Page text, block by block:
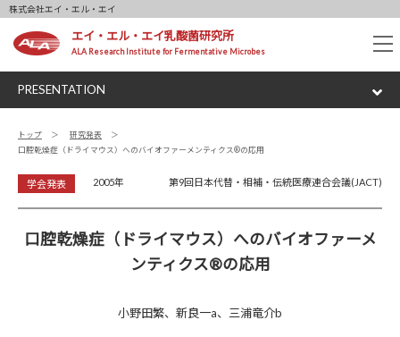
株式会社エイ・エル・エイ
エイ・エル・エイ乳酸菌研究所
ALA Research Institute for Fermentative Microbes
PRESENTATION
トップ
研究発表
口腔乾燥症（ドライマウス）へのバイオファーメンティクス®の応用
学会発表 2005年 第9回日本代替・相補・伝統医療連合会議(JACT)
口腔乾燥症（ドライマウス）へのバイオファーメ
ンティクス®の応用
小野田繁、新良一a、三浦竜介b